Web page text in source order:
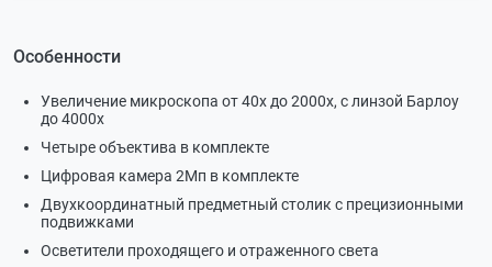
Особенности
Увеличение микроскопа от 40х до 2000х, с линзой Барлоу
до 4000х
Четыре объектива в комплекте
Цифровая камера 2Мп в комплекте
Двухкоординатный предметный столик с прецизионными
подвижками
Осветители проходящего и отраженного света